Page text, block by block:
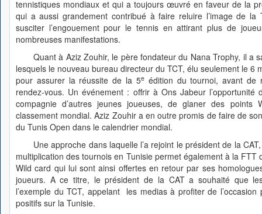
tennistiques mondiaux et qui a toujours œuvré en faveur de la
qui a aussi grandement contribué à faire reluire l’image de
susciter l’engouement pour le tennis en attirant plus de
nombreuses manifestations.
Quant à Aziz Zouhir, le père fondateur du Nana Trophy, il a
lesquels le nouveau bureau directeur du TCT, élu seulement le
pour assurer la réussite de la 5eédition du tournoi, avant de
rendez-vous. Un événement : offrir à Ons Jabeur l’opportunité
compagnie d’autres jeunes joueuses, de glaner des
classement mondial. Aziz Zouhir a en outre promis de faire de
du Tunis Open dans le calendrier mondial.
Une approche dans laquelle l’a rejoint le président de la
multiplication des tournois en Tunisie permet également à la FTT
Wild card qui lui sont ainsi offertes en retour par ses
joueurs. A ce titre, le président de la CAT a souhaité que
l’exemple du TCT, appelant les medias à profiter de
positifs sur la Tunisie.